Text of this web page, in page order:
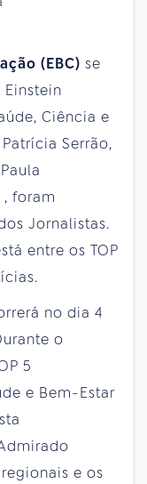
(EBC) se
Ciência e
Serrão,
, foram
Jornalistas.
entre os TOP
no dia 4
o
5
e Bem-Estar
e os